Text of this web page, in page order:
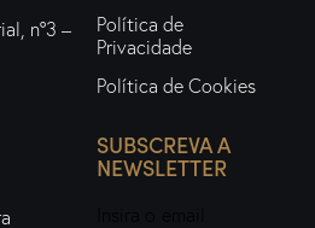
nº3 –
Política de
Privacidade
Política de Cookies
SUBSCREVA A
NEWSLETTER